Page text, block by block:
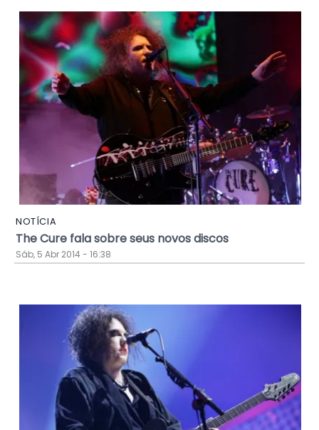
NOTÍCIA
The Cure fala sobre seus novos discos
Sáb, 5 Abr 2014 - 16:38